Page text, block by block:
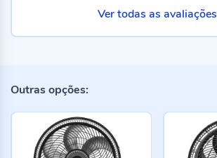
Ver todas as avaliações
Outras opções: